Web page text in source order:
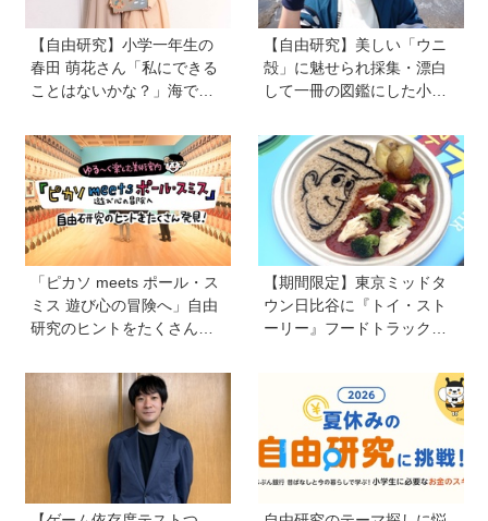
【自由研究】小学一年生の
春田 萌花さん「私にできる
ことはないかな？」海で拾
に！ 捨てるはずのクレヨン
をもう一度使えるように！
おうちでできるSDGsに挑戦
【自由研究】美しい「ウニ
殻」に魅せられ採集・漂白
して一冊の図鑑にした小学5
があることにとことん真っ
直ぐ！」世界でひとつだけ
のウニ殻図鑑で魅力を伝え
たい
「ピカソ meets ポール・ス
ミス 遊び心の冒険へ」自由
研究のヒントをたくさん発
わいい♡【ゆる〜く楽しむ
美術案内】
【期間限定】東京ミッドタ
ウン日比谷に『トイ・スト
ーリー』フードトラックが
ろをチェックしてきました